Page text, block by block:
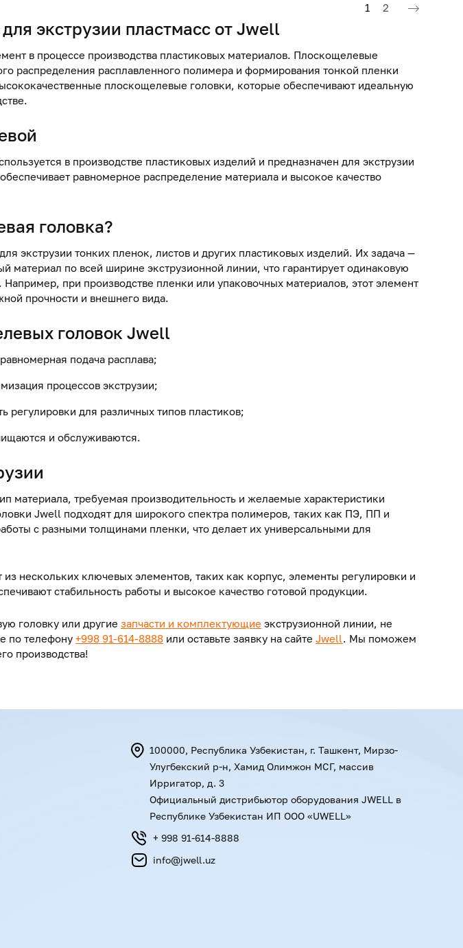
Текущая страница
1 Страница
2
для экструзии пластмасс от Jwell
в процессе производства пластиковых материалов. Плоскощелевые
распределения расплавленного полимера и формирования тонкой пленки
плоскощелевые головки, которые обеспечивают идеальную
в производстве пластиковых изделий и предназначен для экструзии
равномерное распределение материала и высокое качество
головка?
экструзии тонких пленок, листов и других пластиковых изделий. Их задача —
материал по всей ширине экструзионной линии, что гарантирует одинаковую
при производстве пленки или упаковочных материалов, этот элемент
прочности и внешнего вида.
головок Jwell
подача расплава;
процессов экструзии;
регулировки для различных типов пластиков;
и обслуживаются.
материала, требуемая производительность и желаемые характеристики
Jwell подходят для широкого спектра полимеров, таких как ПЭ, ПП и
с разными толщинами пленки, что делает их универсальными для
нескольких ключевых элементов, таких как корпус, элементы регулировки и
стабильность работы и высокое качество готовой продукции.
головку или другие запчасти и комплектующие экструзионной линии, не
по телефону +998 91-614-8888 или оставьте заявку на сайте Jwell. Мы поможем
производства!
100000, Республика Узбекистан, г. Ташкент, Мирзо-
Улугбекский р-н, Хамид Олимжон МСГ, массив
Ирригатор, д. 3
Официальный дистрибьютор оборудования JWELL в
Республике Узбекистан ИП ООО «UWELL»
+ 998 91-614-8888
info@jwell.uz